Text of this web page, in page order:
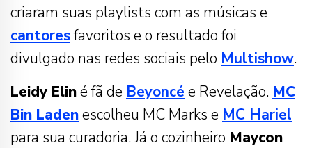
criaram suas playlists com as músicas e
cantoresfavoritos e o resultado foi
divulgado nas redes sociais pelo Multishow.
Leidy Eliné fã de Beyoncé e Revelação. MC
Bin Ladenescolheu MC Marks e MC Hariel
para sua curadoria. Já o cozinheiro Maycon